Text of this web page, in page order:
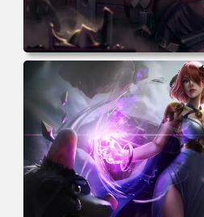
电脑壁纸 奇幻 女孩 眼罩 英雄联
下载 壁纸大全